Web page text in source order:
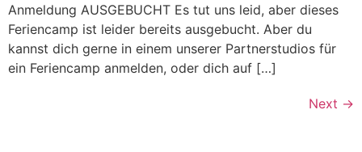
Anmeldung AUSGEBUCHT Es tut uns leid, aber dieses
Feriencamp ist leider bereits ausgebucht. Aber du
kannst dich gerne in einem unserer Partnerstudios für
ein Feriencamp anmelden, oder dich auf […]
Next →